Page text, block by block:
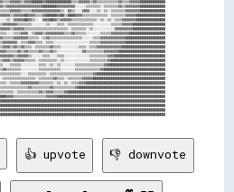
👍 upvote 👎 downvote